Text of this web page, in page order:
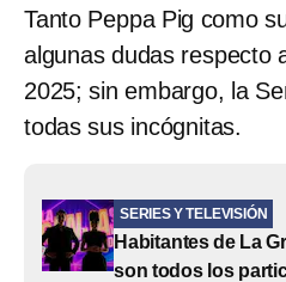
Tanto Peppa Pig como
algunas dudas respecto
2025; sin embargo, la
todas sus incógnitas.
SERIES Y TELEVISIÓN
Habitantes de La
son todos los